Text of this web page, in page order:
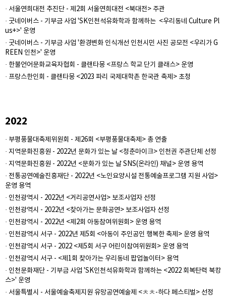
· 서울연희대전 추진단 - 제2회 서울연희대전 <북대전> 주관
· 굿네이버스 - 기부금 사업 'SK인천석유화학과 함께하는 <우리동네 Culture Pl
us+>' 운영
· 굿네이버스 - 기부금 사업 '환경변화 인식개선 인천시민 사진 공모전 <우리가 G
REEN 인천>' 운영
· 한불언어문화교육자협회 - 클랜타몽 <프랑스 학교 단기 클래스> 운영
· 프랑스한인회 - 클랜타몽 <2023 파리 국제대학촌 한국관 축제> 초청
2022
· 부평풍물대축제위원회 - 제26회 <부평풍물대축제> 총 연출
· 지역문화진흥원 - 2022년 문화가 있는 날 <청춘마이크> 인천권 주관단체 선정
· 지역문화진흥원 - 2022년 <문화가 있는 날 SNS(온라인) 채널> 운영 용역
· 전통공연예술진흥재단 - 2022년 <노인요양시설 전통예술프로그램 지원 사업>
운영 용역
· 인천광역시 - 2022년 <거리공연사업> 보조사업자 선정
· 인천광역시 - 2022년 <찾아가는 문화공연> 보조사업자 선정
· 인천광역시 - 2022년 <제2회 아동참여위원회> 운영 용역
· 인천광역시 서구 - 2022년 제5회 <아동이 주인공인 행복한 축제> 운영 용역
· 인천광역시 서구 - 2022 <제5회 서구 어린이참여위원회> 운영 용역
· 인천광역시 서구 - <제1회 찾아가는 우리동네 팝업놀이터> 용역
· 인천문화재단 - 기부금 사업 'SK인천석유화학과 함께하는 <2022 회복탄력 북캉
스>' 운영
· 서울특별시 - 서울예술축제지원 유망공연예술제 <ㅊㅊ-하다 페스티벌> 선정